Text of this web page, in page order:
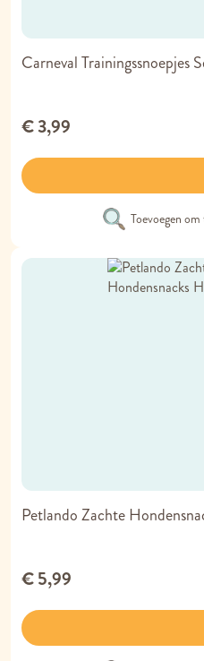
Carneval Trainingssnoepjes
€ 3,99
Toevoegen
Petlando Zachte
€ 5,99